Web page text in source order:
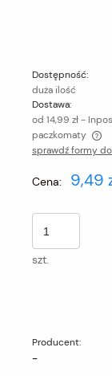
Dostępność:
duża ilość
Dostawa:
od 14,99 zł-
paczkomaty
Cena nie
sprawdź formy
Cena: 9,49
szt.
Producent:
-